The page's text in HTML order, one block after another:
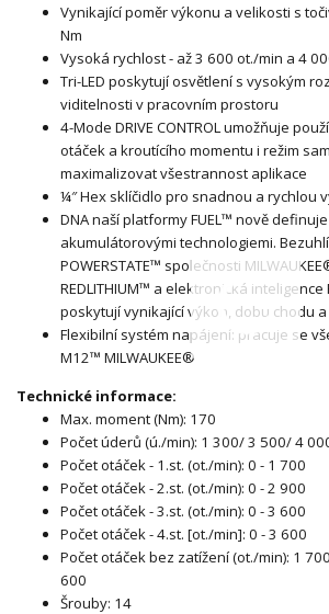
Vynikající poměr výkonu a velikosti s
Nm
Vysoká rychlost - až 3 600 ot./min a 4
Tri-LED poskytují osvětlení s vysokým
viditelnosti v pracovním prostoru
4-Mode DRIVE CONTROL umožňuje
otáček a kroutícího momentu i režim
maximalizovat všestrannost aplikace
¼″ Hex sklíčidlo pro snadnou a rychlou
DNA naší platformy FUEL™ nově
akumulátorovými technologiemi.
POWERSTATE™ společnosti
REDLITHIUM™ a elektronická inteligence
poskytují vynikající výkon, dobu chodu
Flexibilní systém napájení: pracuje se
M12™ MILWAUKEE®
Technické informace:
Max. moment (Nm): 170
Počet úderů (ú./min): 1 300/ 3 500/ 4
Počet otáček - 1.st. (ot./min): 0 - 1 700
Počet otáček - 2.st. (ot./min): 0 - 2 900
Počet otáček - 3.st. (ot./min): 0 - 3 600
Počet otáček - 4.st. [ot./min]: 0 - 3 600
Počet otáček bez zatížení (ot./min): 1
600
Šrouby: 14